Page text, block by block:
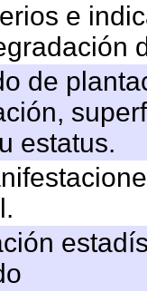
e
de
estatus.